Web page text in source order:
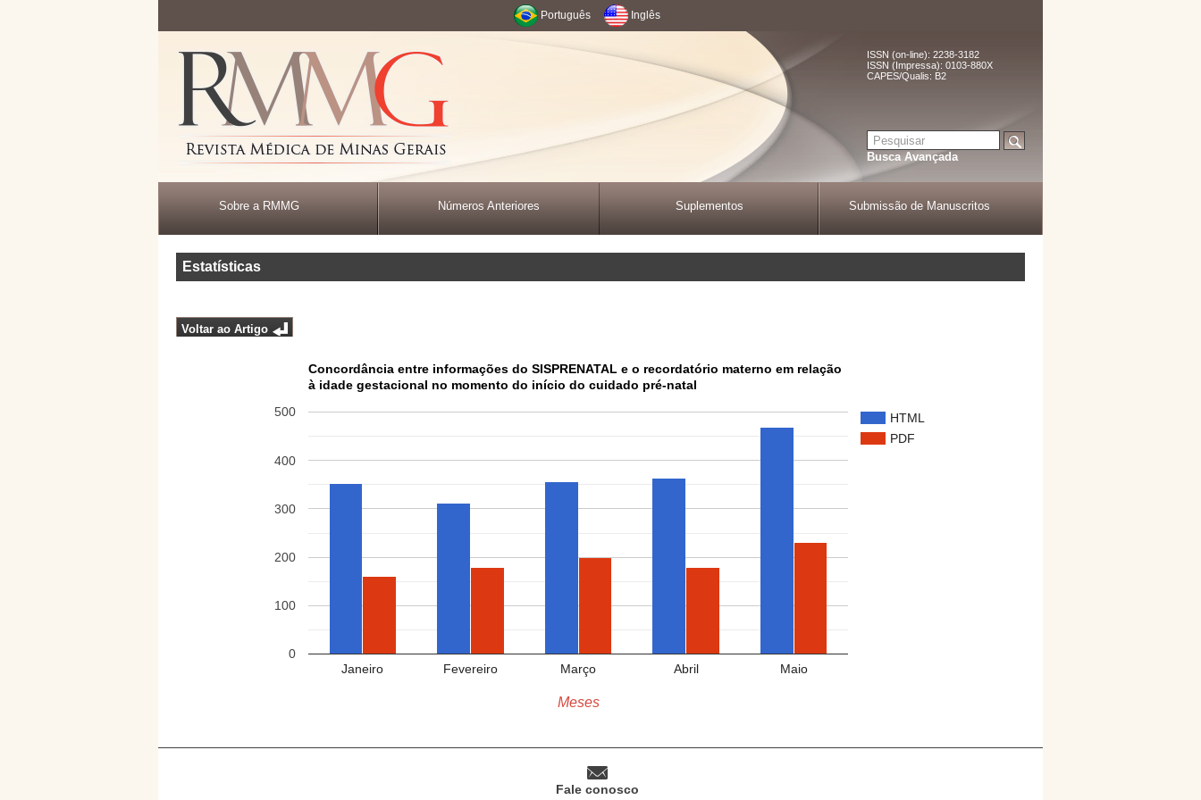
Português Inglês
ISSN (on-line): 2238-3182
ISSN (Impressa): 0103-880X
CAPES/Qualis: B2
Busca Avançada
Sobre a RMMG Números Anteriores Suplementos Submissão de Manuscritos
Estatísticas
Voltar ao Artigo
Concordância entre informações do SISPRENATAL e o recordatório materno em relação
à idade gestacional no momento do início do cuidado pré-natal
HTML
PDF
Janeiro Fevereiro Março Abril Maio
0
100
200
300
400
500
Meses
Fale conosco